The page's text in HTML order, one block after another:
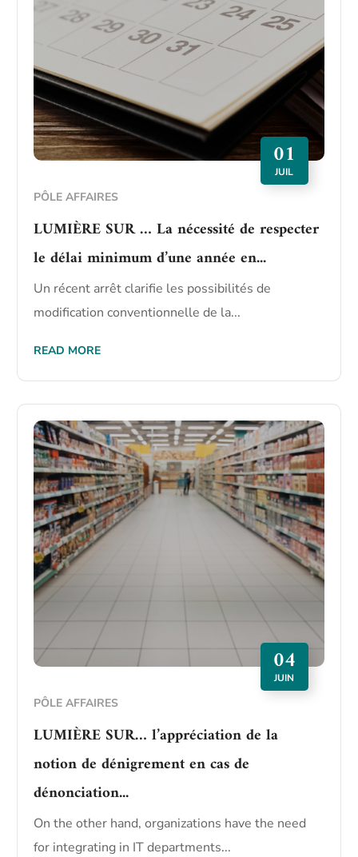
01
JUIL
PÔLE AFFAIRES
LUMIÈRE SUR … La nécessité de respecter
le délai minimum d’une année en...
Un récent arrêt clarifie les possibilités de
modification conventionnelle de la...
READ MORE
04
JUIN
PÔLE AFFAIRES
LUMIÈRE SUR… l’appréciation de la
notion de dénigrement en cas de
dénonciation...
On the other hand, organizations have the need
for integrating in IT departments...